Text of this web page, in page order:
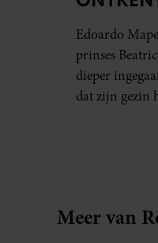
Edoardo
prinses
dieper
dat zijn gezin
Meer van